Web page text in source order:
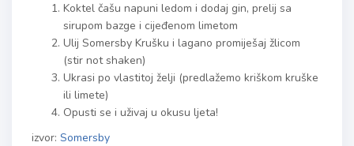
Koktel čašu napuni ledom i dodaj gin, prelij sa
sirupom bazge i cijeđenom limetom
Ulij Somersby Krušku i lagano promiješaj žlicom
(stir not shaken)
Ukrasi po vlastitoj želji (predlažemo kriškom kruške
ili limete)
Opusti se i uživaj u okusu ljeta!
izvor: Somersby